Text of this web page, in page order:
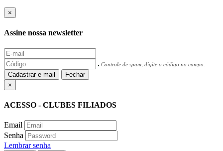
×
Assine nossa newsletter
Controle de spam, digite o código no campo.
Cadastrar e-mail
Fechar
×
ACESSO - CLUBES FILIADOS
Email
Senha
Lembrar senha